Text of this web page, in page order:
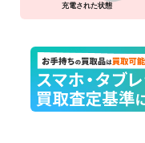
充電された状態